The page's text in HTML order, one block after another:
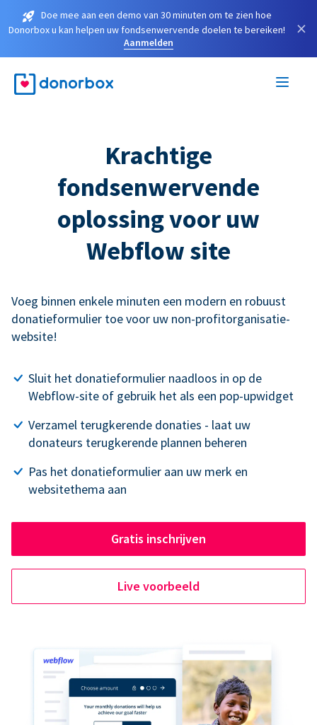
Doe mee aan een demo van 30 minuten om te zien hoe
Donorbox u kan helpen uw fondsenwervende doelen te bereiken!
Aanmelden
×
Krachtige
fondsenwervende
oplossing voor uw
Webflow site
Voeg binnen enkele minuten een modern en robuust
donatieformulier toe voor uw non-profitorganisatie-
website!
Sluit het donatieformulier naadloos in op de
Webflow-site of gebruik het als een pop-upwidget
Verzamel terugkerende donaties - laat uw
donateurs terugkerende plannen beheren
Pas het donatieformulier aan uw merk en
websitethema aan
Gratis inschrijven
Live voorbeeld